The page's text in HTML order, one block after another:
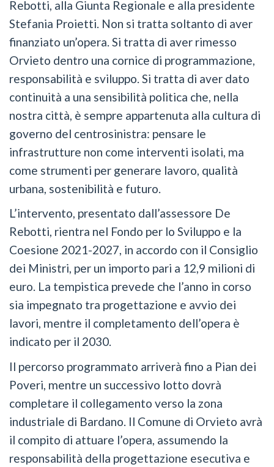
Rebotti, alla Giunta Regionale e alla presidente
Stefania Proietti. Non si tratta soltanto di aver
finanziato un’opera. Si tratta di aver rimesso
Orvieto dentro una cornice di programmazione,
responsabilità e sviluppo. Si tratta di aver dato
continuità a una sensibilità politica che, nella
nostra città, è sempre appartenuta alla cultura di
governo del centrosinistra: pensare le
infrastrutture non come interventi isolati, ma
come strumenti per generare lavoro, qualità
urbana, sostenibilità e futuro.
L’intervento, presentato dall’assessore De
Rebotti, rientra nel Fondo per lo Sviluppo e la
Coesione 2021-2027, in accordo con il Consiglio
dei Ministri, per un importo pari a 12,9 milioni di
euro. La tempistica prevede che l’anno in corso
sia impegnato tra progettazione e avvio dei
lavori, mentre il completamento dell’opera è
indicato per il 2030.
Il percorso programmato arriverà fino a Pian dei
Poveri, mentre un successivo lotto dovrà
completare il collegamento verso la zona
industriale di Bardano. Il Comune di Orvieto avrà
il compito di attuare l’opera, assumendo la
responsabilità della progettazione esecutiva e